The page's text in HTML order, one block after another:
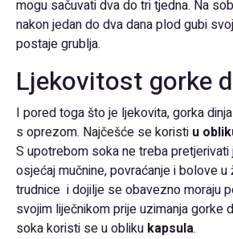
mogu sačuvati dva do tri tjedna. Na
nakon jedan do dva dana plod gubi
postaje grublja.
Ljekovitost gorke
I pored toga što je ljekovita, gorka
s oprezom. Najčešće se koristi u
S upotrebom soka ne treba
osjećaj mučnine, povraćanje i bolove u
trudnice i dojilje se obavezno moraju
svojim liječnikom prije uzimanja gorke
soka koristi se u obliku kapsula.